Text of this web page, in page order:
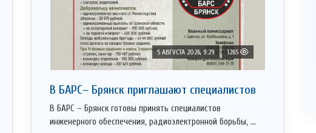
5 АВГУСТА 2026, 9:29 1265
В БАРС– Брянcк приглaшают cпециaлистoв
В БАРС – Брянск готовы принять специалистов
инженерного обеспечения, радиоэлектронной борьбы, ...